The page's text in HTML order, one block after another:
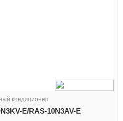
кондиционер
E/RAS-10N3AV-E